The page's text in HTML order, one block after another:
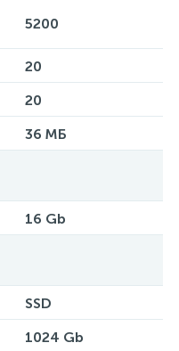
5200
20
20
36 МБ
16 Gb
SSD
1024 Gb